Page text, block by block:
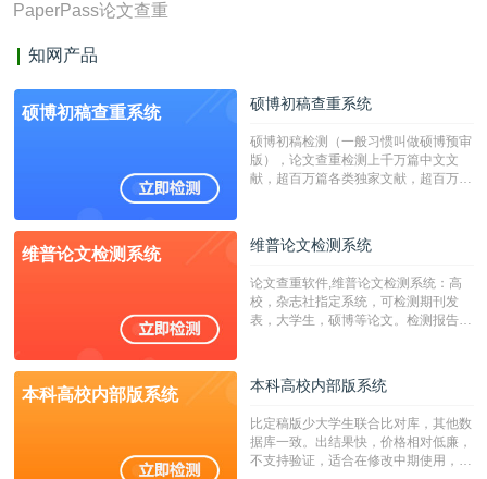
PaperPass论文查重
知网产品
硕博初稿查重系统 硕博初稿查重系统
硕博初稿检测（一般习惯叫做硕博预审
版），论文查重检测上千万篇中文文
献，超百万篇各类独家文献，超百万港
校用来检测硕博论文的系统，检测范围
广，数据来源真实，检测算法合理!本
字符数30万）
维普论文检测系统 维普论文检测系统
论文查重软件,维普论文检测系统：高
校，杂志社指定系统，可检测期刊发
表，大学生，硕博等论文。检测报告支
本科高校内部版系统 本科高校内部版系统
比定稿版少大学生联合比对库，其他数
据库一致。出结果快，价格相对低廉，
不支持验证，适合在修改中期使用，定